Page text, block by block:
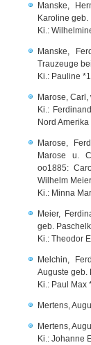
Manske,
Karoline geb.
Ki.:
Manske,
Trauzeuge
Ki.: Pauline
Marose,
Ki.:
Nord Amerika
Marose,
Marose u.
oo1885:
Wilhelm
Ki.: Minna
Meier,
geb.
Ki.: Theodor
Melchin,
Auguste geb.
Ki.: Paul Max
Mertens,
Mertens,
Ki.: Johanne